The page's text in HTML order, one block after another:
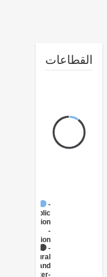
Administration
Transportation